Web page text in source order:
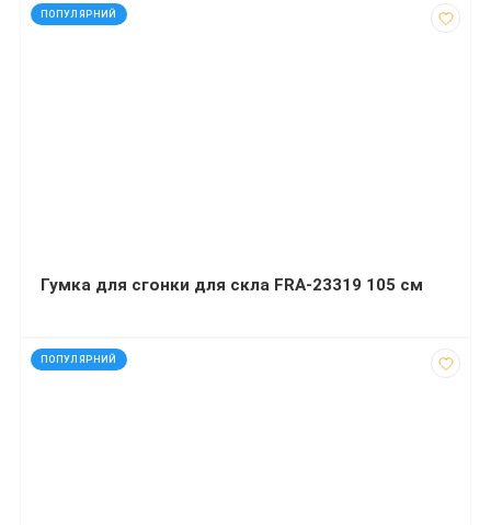
ПОПУЛЯРНИЙ
код: 90950
Гумка для сгонки для скла FRA-23319 105 см
ПОПУЛЯРНИЙ
код: 90953